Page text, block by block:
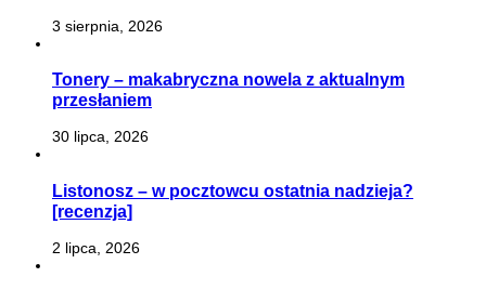
3 sierpnia, 2026
Tonery – makabryczna nowela z aktualnym
przesłaniem
30 lipca, 2026
Listonosz – w pocztowcu ostatnia nadzieja?
[recenzja]
2 lipca, 2026